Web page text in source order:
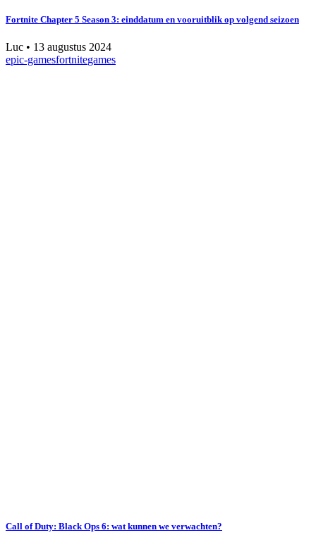
Fortnite Chapter 5 Season 3: einddatum en vooruitblik op volgend seizoen
Luc • 13 augustus 2024
epic-gamesfortnitegames
Call of Duty: Black Ops 6: wat kunnen we verwachten?